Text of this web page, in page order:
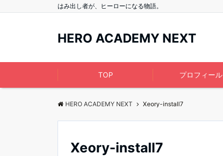
はみ出し者が、ヒーローになる物語。
HERO ACADEMY NEXT
TOP プロフィール
HERO ACADEMY NEXT Xeory-install7
Xeory-install7